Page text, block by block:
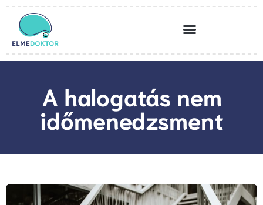
A halogatás nem
időmenedzsment